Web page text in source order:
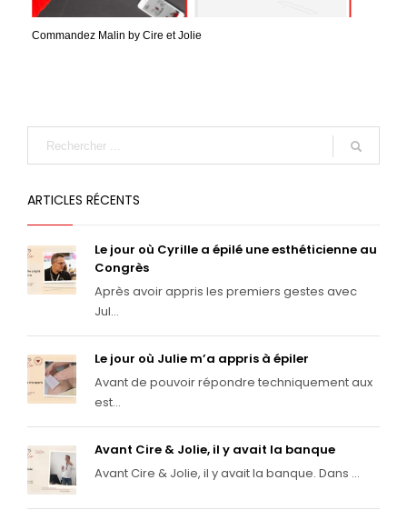
Commandez Malin by Cire et Jolie
ARTICLES RÉCENTS
Le jour où Cyrille a épilé une esthéticienne au
Congrès
Après avoir appris les premiers gestes avec
Jul...
Le jour où Julie m’a appris à épiler
Avant de pouvoir répondre techniquement aux
est...
Avant Cire & Jolie, il y avait la banque
Avant Cire & Jolie, il y avait la banque. Dans ...